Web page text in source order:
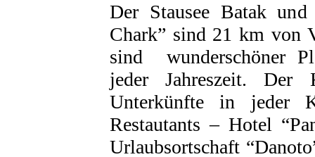
Der Stausee Batak
Chark” sind 21 km von
sind wunderschöner
jeder Jahreszeit. Der
Unterkünfte in jeder
Restautants – Hotel
Urlaubsortschaft